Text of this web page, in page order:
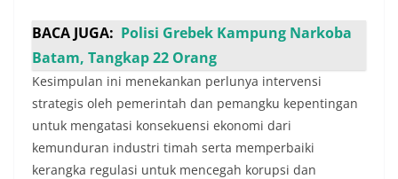
BACA JUGA: Polisi Grebek Kampung Narkoba
Batam, Tangkap 22 Orang
Kesimpulan ini menekankan perlunya intervensi
strategis oleh pemerintah dan pemangku kepentingan
untuk mengatasi konsekuensi ekonomi dari
kemunduran industri timah serta memperbaiki
kerangka regulasi untuk mencegah korupsi dan